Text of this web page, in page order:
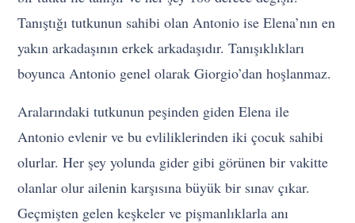
Tanıştığı tutkunun sahibi olan Antonio ise Elena’nın en
yakın arkadaşının erkek arkadaşıdır. Tanışıklıkları
boyunca Antonio genel olarak Giorgio’dan hoşlanmaz.
Aralarındaki tutkunun peşinden giden Elena ile
Antonio evlenir ve bu evliliklerinden iki çocuk sahibi
olurlar. Her şey yolunda gider gibi görünen bir vakitte
olanlar olur ailenin karşısına büyük bir sınav çıkar.
Geçmişten gelen keşkeler ve pişmanlıklarla anı